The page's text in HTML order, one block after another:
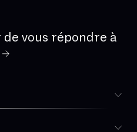
Device)
vous répondre à